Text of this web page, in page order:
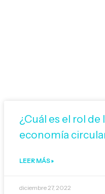
¿Cuál es el rol
economía
LEER MÁS »
diciembre 27, 2022